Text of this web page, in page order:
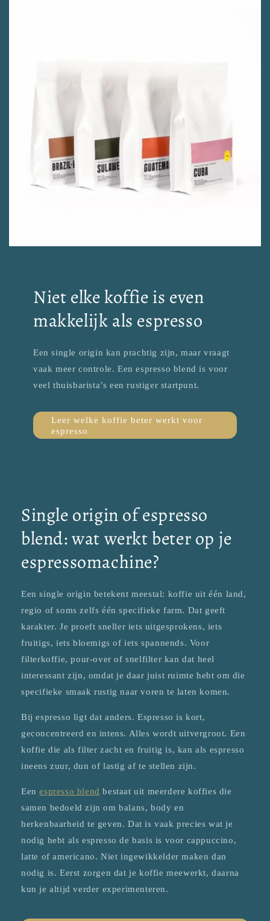
Niet elke koffie is even
makkelijk als espresso
Een single origin kan prachtig zijn, maar vraagt
vaak meer controle. Een espresso blend is voor
veel thuisbarista’s een rustiger startpunt.
Leer welke koffie beter werkt voor
espresso
Single origin of espresso
blend: wat werkt beter op je
espressomachine?
Een single origin betekent meestal: koffie uit één land,
regio of soms zelfs één specifieke farm. Dat geeft
karakter. Je proeft sneller iets uitgesprokens, iets
fruitigs, iets bloemigs of iets spannends. Voor
filterkoffie, pour-over of snelfilter kan dat heel
interessant zijn, omdat je daar juist ruimte hebt om die
specifieke smaak rustig naar voren te laten komen.
Bij espresso ligt dat anders. Espresso is kort,
geconcentreerd en intens. Alles wordt uitvergroot. Een
koffie die als filter zacht en fruitig is, kan als espresso
ineens zuur, dun of lastig af te stellen zijn.
Eenespresso blend bestaat uit meerdere koffies die
samen bedoeld zijn om balans, body en
herkenbaarheid te geven. Dat is vaak precies wat je
nodig hebt als espresso de basis is voor cappuccino,
latte of americano. Niet ingewikkelder maken dan
nodig is. Eerst zorgen dat je koffie meewerkt, daarna
kun je altijd verder experimenteren.